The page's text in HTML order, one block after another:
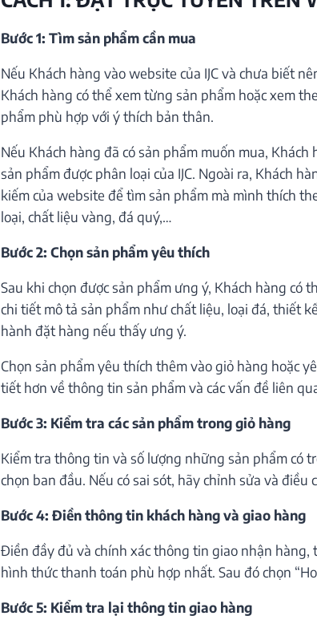
Bước 1: Tìm sản phẩm cần mua
Nếu Khách hàng vào website của IJC và chưa biết
Khách hàng có thể xem từng sản phẩm hoặc xem
phẩm phù hợp với ý thích bản thân.
Nếu Khách hàng đã có sản phẩm muốn mua, Khách
sản phẩm được phân loại của IJC. Ngoài ra, Khách
kiếm của website để tìm sản phẩm mà mình thích
loại, chất liệu vàng, đá quý,…
Bước 2: Chọn sản phẩm yêu thích
Sau khi chọn được sản phẩm ưng ý, Khách hàng có
chi tiết mô tả sản phẩm như chất liệu, loại đá, thiết
hành đặt hàng nếu thấy ưng ý.
Chọn sản phẩm yêu thích thêm vào giỏ hàng hoặc
tiết hơn về thông tin sản phẩm và các vấn đề liên
Bước 3: Kiểm tra các sản phẩm trong giỏ hàng
Kiểm tra thông tin và số lượng những sản phẩm có
chọn ban đầu. Nếu có sai sót, hãy chỉnh sửa và điều
Bước 4: Điền thông tin khách hàng và giao hàng
Điền đầy đủ và chính xác thông tin giao nhận
hình thức thanh toán phù hợp nhất. Sau đó chọn
Bước 5: Kiểm tra lại thông tin giao hàng